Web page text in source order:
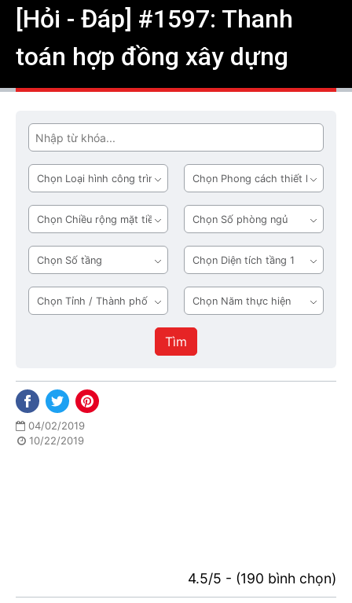
[Hỏi - Đáp] #1597: Thanh
toán hợp đồng xây dựng
Tìm
Loại
hình
công
trình
Phong
cách
thiết
kế
Chiều
rộng
mặt
tiền
Số
phòng
ngủ
Số
tầng
Diện
tích
tầng
1
Tỉnh
/
Năm
thực
hiện
Tìm
04/02/2019
10/22/2019
4.5/5 - (190 bình chọn)